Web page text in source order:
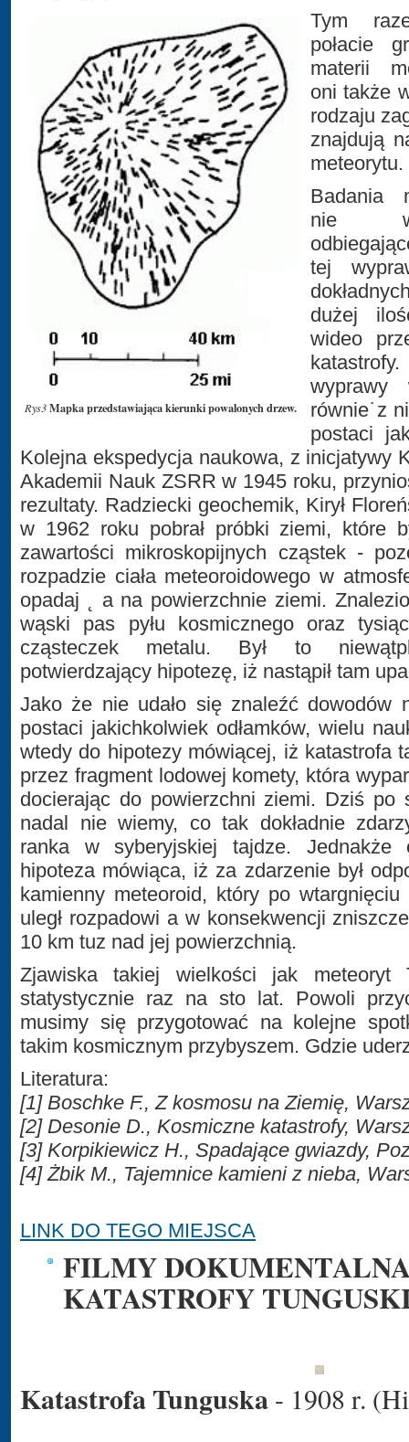
Rys3Mapka przedstawiająca kierunki powalonych drzew.
Tym
połacie
materii
oni także
rodzaju
znajdują
meteorytu.
Badania
nie
tej
dużej
wideo
wyprawy
równie˙z
postaci
Kolejna ekspedycja naukowa, z inicjatywy
Akademii Nauk ZSRR w 1945 roku,
rezultaty. Radziecki geochemik, Kirył
w 1962 roku pobrał próbki ziemi, które
zawartości mikroskopijnych cząstek -
rozpadzie ciała meteoroidowego w
opadaj ˛ a na powierzchnie ziemi.
wąski pas pyłu kosmicznego oraz
cząsteczek metalu. Był to
potwierdzający hipotezę, iż nastąpił tam
Jako że nie udało się znaleźć dowodów
postaci jakichkolwiek odłamków, wielu
wtedy do hipotezy mówiącej, iż katastrofa
przez fragment lodowej komety, która
docierając do powierzchni ziemi. Dziś po
nadal nie wiemy, co tak dokładnie
ranka w syberyjskiej tajdze. Jednakże
hipoteza mówiąca, iż za zdarzenie był
kamienny meteoroid, który po
uległ rozpadowi a w konsekwencji
10 km tuz nad jej powierzchnią.
Zjawiska takiej wielkości jak meteoryt
statystycznie raz na sto lat. Powoli
musimy się przygotować na kolejne
takim kosmicznym przybyszem. Gdzie
Literatura:
[1] Boschke F., Z kosmosu na Ziemię,
[2] Desonie D., Kosmiczne katastrofy,
[3] Korpikiewicz H., Spadające gwiazdy,
[4] Żbik M., Tajemnice kamieni z nieba,
LINK DO TEGO MIEJSCA
FILMY
KATASTROFY
Katastrofa Tunguska - 1908 r.